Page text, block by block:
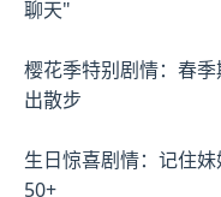
聊天"
樱花季特别剧情：春
出散步
生日惊喜剧情：记住
50+